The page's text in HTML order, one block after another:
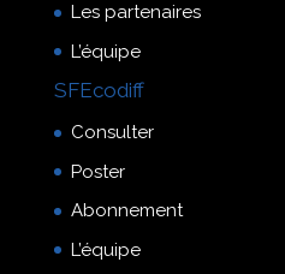
Les partenaires
L’équipe
SFEcodiff
Consulter
Poster
Abonnement
L’équipe